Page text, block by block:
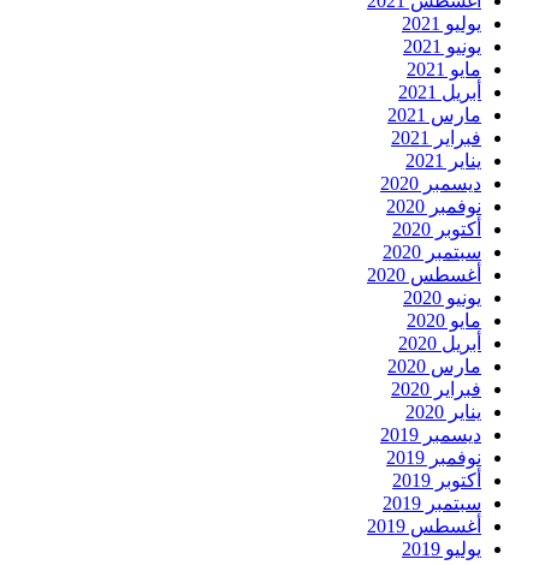
يوليو 2021
يونيو 2021
مايو 2021
أبريل 2021
مارس 2021
فبراير 2021
يناير 2021
ديسمبر 2020
نوفمبر 2020
أكتوبر 2020
سبتمبر 2020
أغسطس 2020
يونيو 2020
مايو 2020
أبريل 2020
مارس 2020
فبراير 2020
يناير 2020
ديسمبر 2019
نوفمبر 2019
أكتوبر 2019
سبتمبر 2019
أغسطس 2019
يوليو 2019